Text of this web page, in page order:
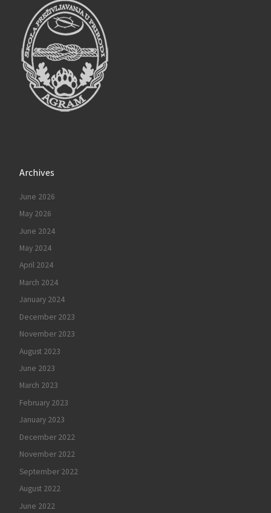
Archives
June 2026
May 2026
June 2024
May 2024
April 2024
March 2024
January 2024
December 2023
November 2023
August 2023
June 2023
March 2023
February 2023
January 2023
December 2022
November 2022
September 2022
August 2022
June 2022